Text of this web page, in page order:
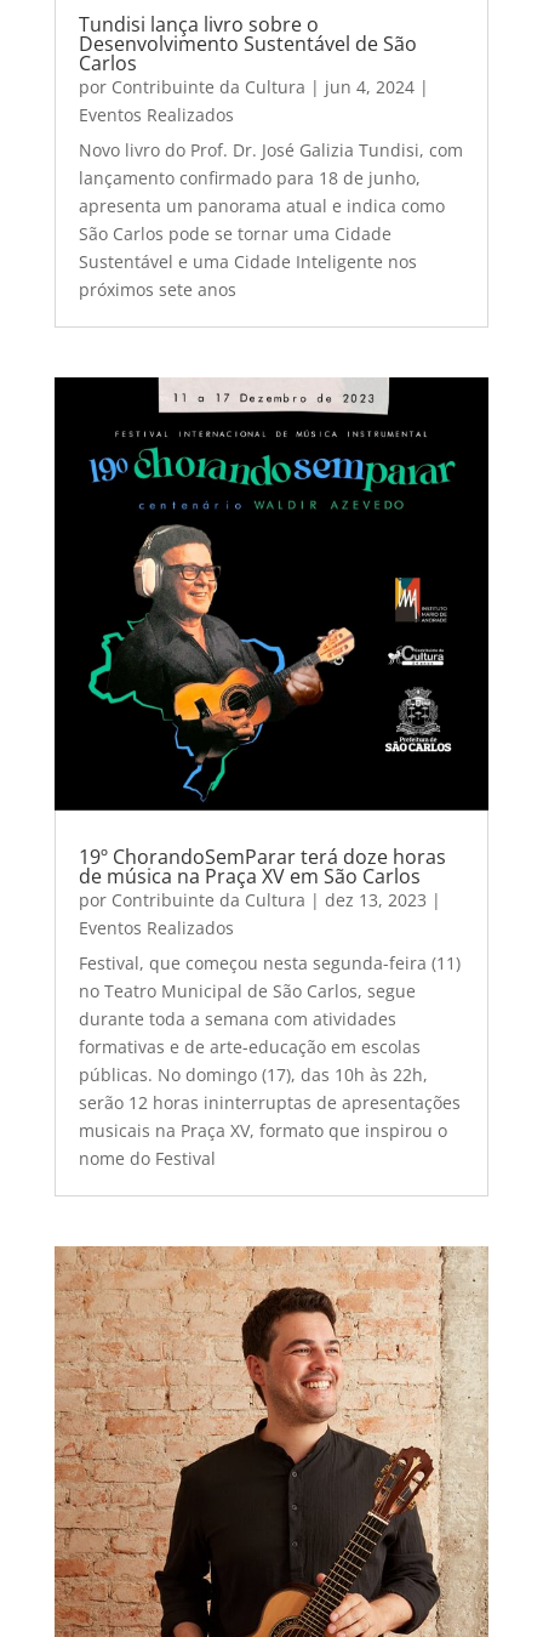
Tundisi lança livro sobre o
Desenvolvimento Sustentável de São
Carlos
por Contribuinte da Cultura | jun 4, 2024|
Eventos Realizados
Novo livro do Prof. Dr. José Galizia Tundisi, com
lançamento confirmado para 18 de junho,
apresenta um panorama atual e indica como
São Carlos pode se tornar uma Cidade
Sustentável e uma Cidade Inteligente nos
próximos sete anos
19º ChorandoSemParar terá doze horas
de música na Praça XV em São Carlos
por Contribuinte da Cultura | dez 13, 2023 |
Eventos Realizados
Festival, que começou nesta segunda-feira (11)
no Teatro Municipal de São Carlos, segue
durante toda a semana com atividades
formativas e de arte-educação em escolas
públicas. No domingo (17), das 10h às 22h,
serão 12 horas ininterruptas de apresentações
musicais na Praça XV, formato que inspirou o
nome do Festival